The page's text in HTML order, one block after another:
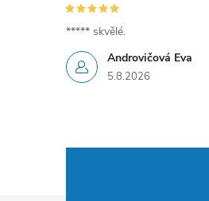
Androvičová Eva
5.8.2026
***** skvělé.